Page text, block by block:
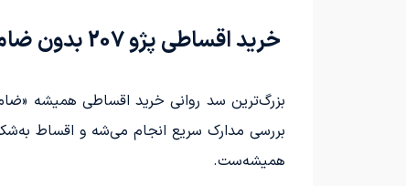
خرید اقساطی پژو 207 بدون ضامن؛ یعنی ساده‌تر از همیشه
بزرگ‌ترین سد روانی خرید اقساطی همیشه
بررسی مدارک سریع انجام می‌شه و اقساط
همیشه‌ست.